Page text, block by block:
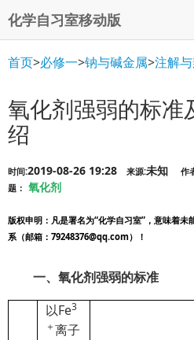
化学自习室移动版
首页>必修一>钠与碱金属>注解
氧化剂强弱的标准
绍
时间:2019-08-26 19:28 来源:未知 作
题： 氧化剂
版权申明 ：凡是署名为“化学自习室”，意味着
系（邮箱：79248376@qq.com）！
一、氧化剂强弱的标准
以Fe3
＋离子